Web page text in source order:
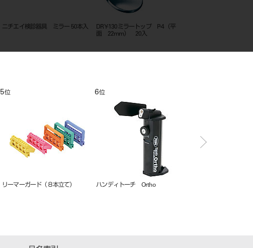
オートマチック クラウン リムーバ
裏層器 Ｆ－Ｂ型
11位
バキュームチップアダプター
12位
エンド ゲージ